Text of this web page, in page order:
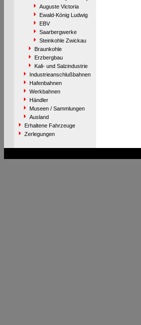
Auguste Victoria
Ewald-König Ludwig
EBV
Saarbergwerke
Steinkohle Zwickau
Braunkohle
Erzbergbau
Kali- und Salzindustrie
Industrieanschlußbahnen
Hafenbahnen
Werkbahnen
Händler
Museen / Sammlungen
Ausland
Erhaltene Fahrzeuge
Zerlegungen